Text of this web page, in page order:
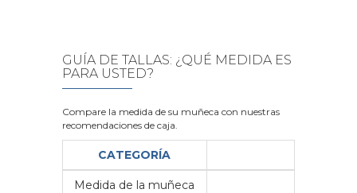
GUÍA DE TALLAS: ¿QUÉ MEDIDA ES
PARA USTED?
Compare la medida de su muñeca con nuestras
recomendaciones de caja.
CATEGORÍA
Medida de la muñeca